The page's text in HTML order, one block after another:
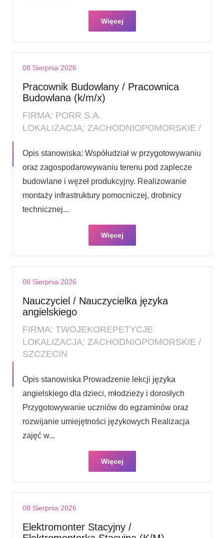
Więcej
08 Sierpnia 2026
Pracownik Budowlany / Pracownica
Budowlana (k/m/x)
FIRMA: PORR S.A.
LOKALIZACJA: ZACHODNIOPOMORSKIE /
Opis stanowiska: Współudział w przygotowywaniu
oraz zagospodarowywaniu terenu pod zaplecze
budowlane i węzeł produkcyjny. Realizowanie
montaży infrastruktury pomocniczej, drobnicy
technicznej...
Więcej
08 Sierpnia 2026
Nauczyciel / Nauczycielka języka
angielskiego
FIRMA: TWOJEKOREPETYCJE
LOKALIZACJA: ZACHODNIOPOMORSKIE /
SZCZECIN
Opis stanowiska Prowadzenie lekcji języka
angielskiego dla dzieci, młodzieży i dorosłych
Przygotowywanie uczniów do egzaminów oraz
rozwijanie umiejętności językowych Realizacja
zajęć w...
Więcej
08 Sierpnia 2026
Elektromonter Stacyjny /